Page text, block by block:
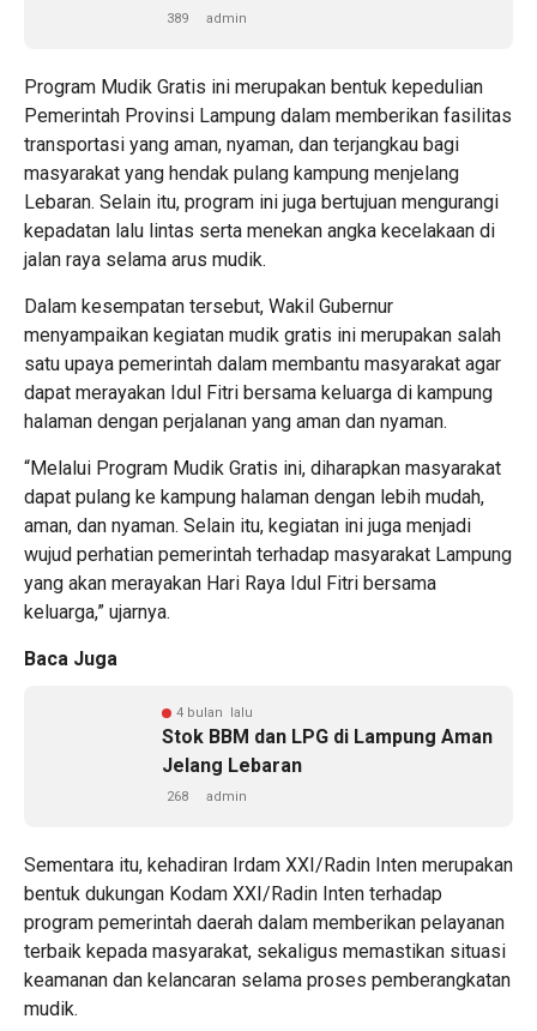
389 admin
Program Mudik Gratis ini merupakan bentuk kepedulian
Pemerintah Provinsi Lampung dalam memberikan fasilitas
transportasi yang aman, nyaman, dan terjangkau bagi
masyarakat yang hendak pulang kampung menjelang
Lebaran. Selain itu, program ini juga bertujuan mengurangi
kepadatan lalu lintas serta menekan angka kecelakaan di
jalan raya selama arus mudik.
Dalam kesempatan tersebut, Wakil Gubernur
menyampaikan kegiatan mudik gratis ini merupakan salah
satu upaya pemerintah dalam membantu masyarakat agar
dapat merayakan Idul Fitri bersama keluarga di kampung
halaman dengan perjalanan yang aman dan nyaman.
“Melalui Program Mudik Gratis ini, diharapkan masyarakat
dapat pulang ke kampung halaman dengan lebih mudah,
aman, dan nyaman. Selain itu, kegiatan ini juga menjadi
wujud perhatian pemerintah terhadap masyarakat Lampung
yang akan merayakan Hari Raya Idul Fitri bersama
keluarga,” ujarnya.
Baca Juga
4 bulan lalu
Stok BBM dan LPG di Lampung Aman
Jelang Lebaran
268 admin
Sementara itu, kehadiran Irdam XXI/Radin Inten merupakan
bentuk dukungan Kodam XXI/Radin Inten terhadap
program pemerintah daerah dalam memberikan pelayanan
terbaik kepada masyarakat, sekaligus memastikan situasi
keamanan dan kelancaran selama proses pemberangkatan
mudik.